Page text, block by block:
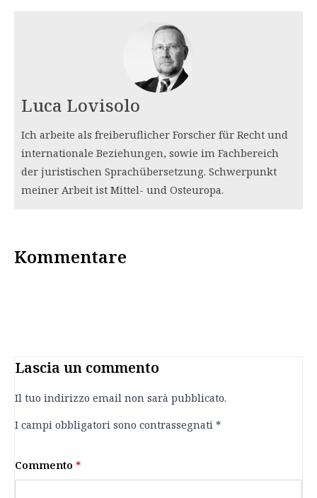
Luca Lovisolo
Ich arbeite als freiberuflicher Forscher für Recht und
internationale Beziehungen, sowie im Fachbereich
der juristischen Sprachübersetzung. Schwerpunkt
meiner Arbeit ist Mittel- und Osteuropa.
Kommentare
Lascia un commento
Il tuo indirizzo email non sarà pubblicato.
I campi obbligatori sono contrassegnati *
Commento *